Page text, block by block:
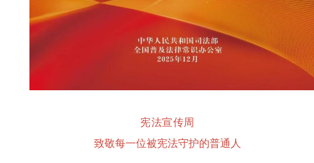
宪法宣传周
致敬每一位被宪法守护的普通人